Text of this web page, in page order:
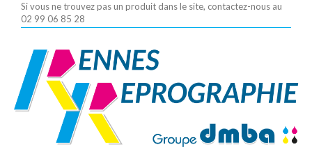
Si vous ne trouvez pas un produit dans le site, contactez-nous au
02 99 06 85 28